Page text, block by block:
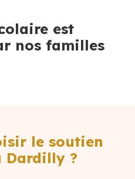
est
nos familles
le soutien
Dardilly ?